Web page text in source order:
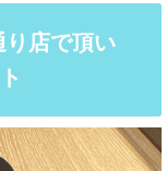
り店で頂い